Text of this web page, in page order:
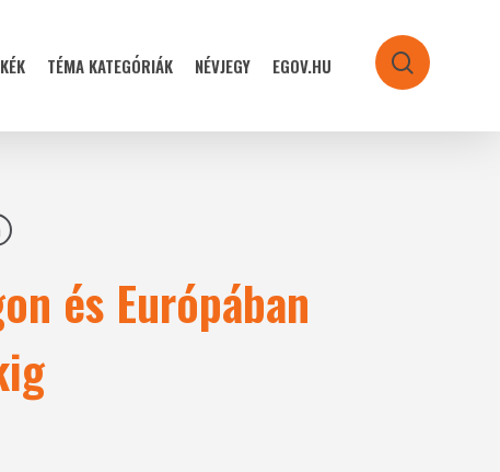
TÉMA KATEGÓRIÁK NÉVJEGY EGOV.HU search
és Európában